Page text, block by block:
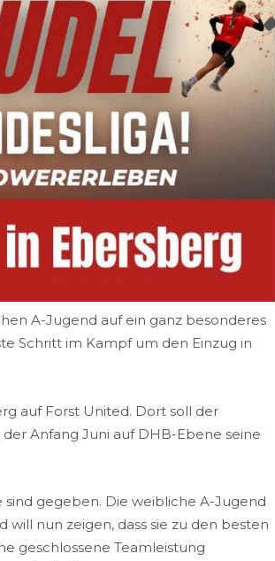
A-Jugend auf ein ganz besonderes
Schritt im Kampf um den Einzug in
auf Forst United. Dort soll der
der Anfang Juni auf DHB-Ebene seine
sind gegeben. Die weibliche A-Jugend
nun zeigen, dass sie zu den besten
geschlossene Teamleistung